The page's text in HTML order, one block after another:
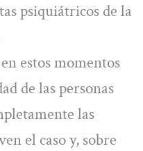
psiquiátricos de la
estos momentos
de las personas
las
el caso y, sobre